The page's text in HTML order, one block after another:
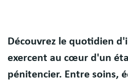
Body
Découvrez le quotidien
exercent au cœur d'un
pénitencier. Entre soins,